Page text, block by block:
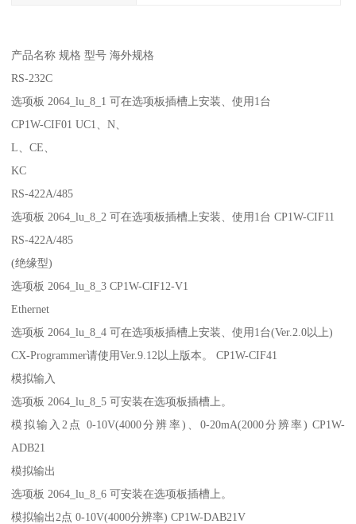
产品名称 规格 型号 海外规格
RS-232C
选项板 2064_lu_8_1 可在选项板插槽上安装、使用1台
CP1W-CIF01 UC1、N、
L、CE、
KC
RS-422A/485
选项板 2064_lu_8_2 可在选项板插槽上安装、使用1台 CP1W-CIF11
RS-422A/485
(绝缘型)
选项板 2064_lu_8_3 CP1W-CIF12-V1
Ethernet
选项板 2064_lu_8_4 可在选项板插槽上安装、使用1台(Ver.2.0以上)
CX-Programmer请使用Ver.9.12以上版本。 CP1W-CIF41
模拟输入
选项板 2064_lu_8_5 可安装在选项板插槽上。
模拟输入2点 0-10V(4000分辨率)、0-20mA(2000分辨率) CP1W-
ADB21
模拟输出
选项板 2064_lu_8_6 可安装在选项板插槽上。
模拟输出2点 0-10V(4000分辨率) CP1W-DAB21V